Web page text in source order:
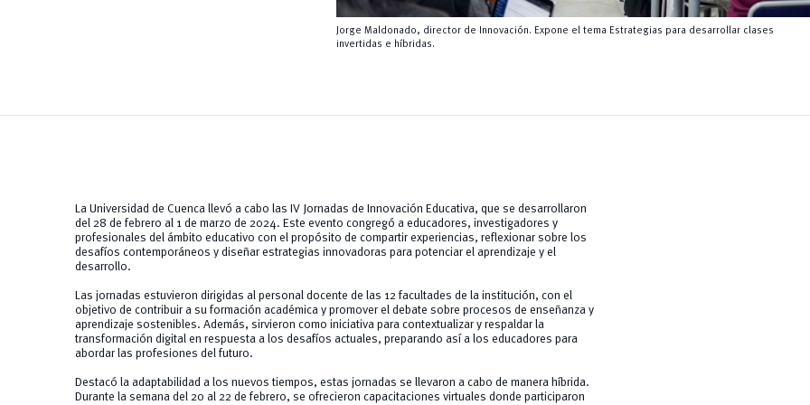
Jorge Maldonado, director de Innovación. Expone el tema Estrategias para desarrollar clases
invertidas e híbridas.
La Universidad de Cuenca llevó a cabo las IV Jornadas de Innovación Educativa, que se desarrollaron
del 28 de febrero al 1 de marzo de 2024. Este evento congregó a educadores, investigadores y
profesionales del ámbito educativo con el propósito de compartir experiencias, reflexionar sobre los
desafíos contemporáneos y diseñar estrategias innovadoras para potenciar el aprendizaje y el
desarrollo.
Las jornadas estuvieron dirigidas al personal docente de las 12 facultades de la institución, con el
objetivo de contribuir a su formación académica y promover el debate sobre procesos de enseñanza y
aprendizaje sostenibles. Además, sirvieron como iniciativa para contextualizar y respaldar la
transformación digital en respuesta a los desafíos actuales, preparando así a los educadores para
abordar las profesiones del futuro.
Destacó la adaptabilidad a los nuevos tiempos, estas jornadas se llevaron a cabo de manera híbrida.
Durante la semana del 20 al 22 de febrero, se ofrecieron capacitaciones virtuales donde participaron